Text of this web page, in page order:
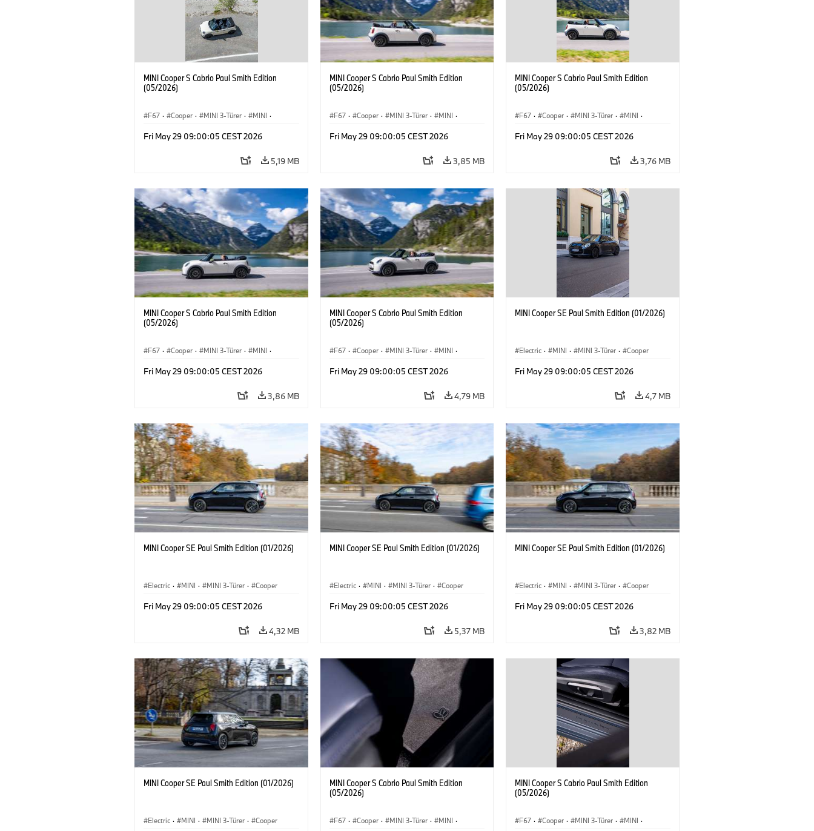
MINI Cooper S Cabrio Paul Smith Edition
(05/2026)
F67 · Cooper · MINI 3-Türer · MINI ·
Fri May 29 09:00:05 CEST 2026
5,19 MB
MINI Cooper S Cabrio Paul Smith Edition
(05/2026)
F67 · Cooper · MINI 3-Türer · MINI ·
Fri May 29 09:00:05 CEST 2026
3,85 MB
MINI Cooper S Cabrio Paul Smith Edition
(05/2026)
F67 · Cooper · MINI 3-Türer · MINI ·
Fri May 29 09:00:05 CEST 2026
3,76 MB
MINI Cooper S Cabrio Paul Smith Edition
(05/2026)
F67 · Cooper · MINI 3-Türer · MINI ·
Fri May 29 09:00:05 CEST 2026
3,86 MB
MINI Cooper S Cabrio Paul Smith Edition
(05/2026)
F67 · Cooper · MINI 3-Türer · MINI ·
Fri May 29 09:00:05 CEST 2026
4,79 MB
MINI Cooper SE Paul Smith Edition (01/2026)
Electric · MINI · MINI 3-Türer · Cooper
Fri May 29 09:00:05 CEST 2026
4,7 MB
MINI Cooper SE Paul Smith Edition (01/2026)
Electric · MINI · MINI 3-Türer · Cooper
Fri May 29 09:00:05 CEST 2026
4,32 MB
MINI Cooper SE Paul Smith Edition (01/2026)
Electric · MINI · MINI 3-Türer · Cooper
Fri May 29 09:00:05 CEST 2026
5,37 MB
MINI Cooper SE Paul Smith Edition (01/2026)
Electric · MINI · MINI 3-Türer · Cooper
Fri May 29 09:00:05 CEST 2026
3,82 MB
MINI Cooper SE Paul Smith Edition (01/2026)
Electric · MINI · MINI 3-Türer · Cooper
MINI Cooper S Cabrio Paul Smith Edition
(05/2026)
F67 · Cooper · MINI 3-Türer · MINI ·
MINI Cooper S Cabrio Paul Smith Edition
(05/2026)
F67 · Cooper · MINI 3-Türer · MINI ·